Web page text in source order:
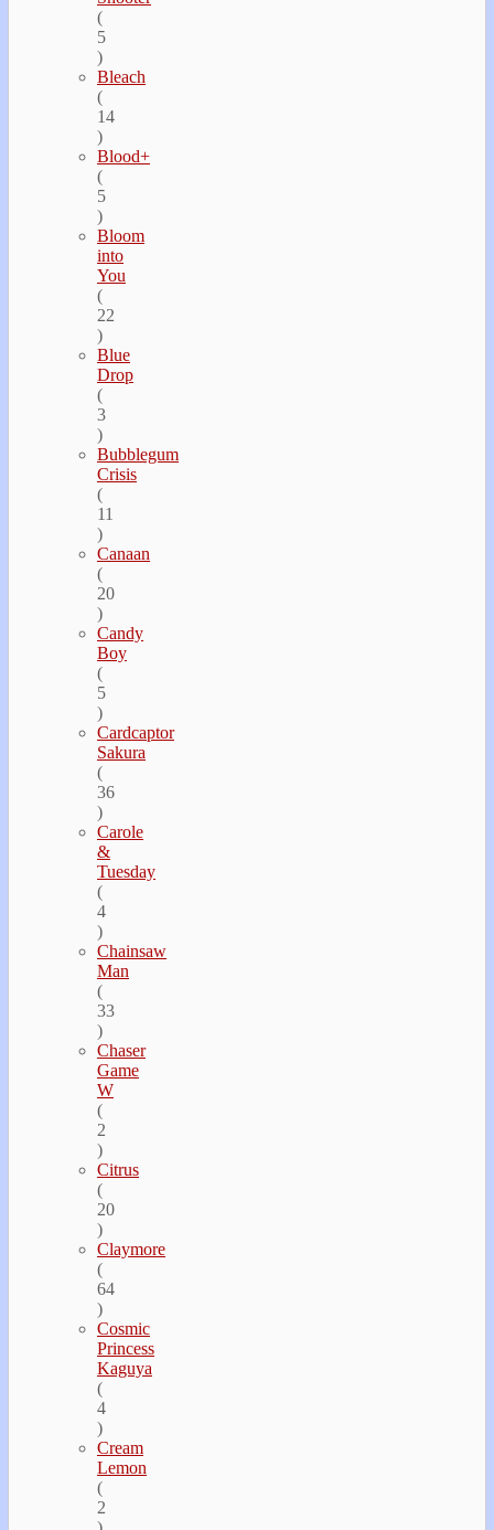
(
5
)
Bleach
(
14
)
Blood+
(
5
)
Bloom
into
You
(
22
)
Blue
Drop
(
3
)
Bubblegum
Crisis
(
11
)
Canaan
(
20
)
Candy
Boy
(
5
)
Cardcaptor
Sakura
(
36
)
Carole
&
Tuesday
(
4
)
Chainsaw
Man
(
33
)
Chaser
Game
W
(
2
)
Citrus
(
20
)
Claymore
(
64
)
Cosmic
Princess
Kaguya
(
4
)
Cream
Lemon
(
2